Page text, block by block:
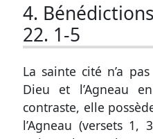
4.
22. 1-5
La sainte cité n’a
Dieu et l’Agneau
contraste, elle
l’Agneau (versets 1, 3